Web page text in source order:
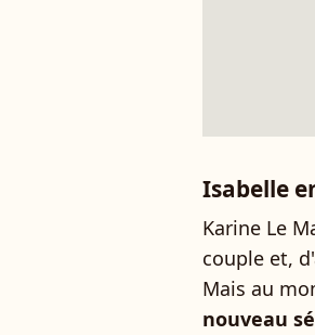
Isabelle
Karine Le
couple et,
Mais au
nouveau